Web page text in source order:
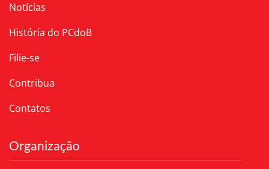
Notícias
História do PCdoB
Filie-se
Contribua
Contatos
Organização